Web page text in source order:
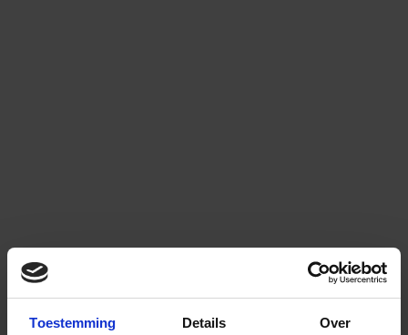
Toestemming Details Over